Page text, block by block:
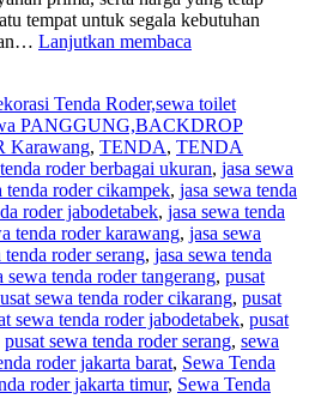
tempat untuk segala kebutuhan
Lanjutkan membaca
RODER
Karawang
Tenda Roder,sewa toilet
PANGGUNG,BACKDROP
Karawang, TENDA, TENDA
roder berbagai ukuran, jasa sewa
tenda roder cikampek, jasa sewa tenda
roder jabodetabek, jasa sewa tenda
tenda roder karawang, jasa sewa
tenda roder serang, jasa sewa tenda
sewa tenda roder tangerang, pusat
sewa tenda roder cikarang, pusat
sewa tenda roder jabodetabek, pusat
pusat sewa tenda roder serang, sewa
roder jakarta barat, Sewa Tenda
roder jakarta timur, Sewa Tenda